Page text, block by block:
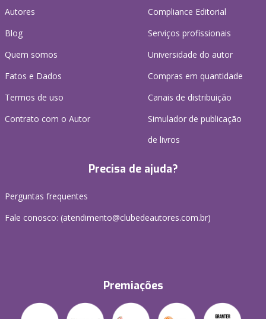
Autores
Blog
Quem somos
Fatos e Dados
Termos de uso
Contrato com o Autor
Compliance Editorial
Serviços profissionais
Universidade do autor
Compras em quantidade
Canais de distribuição
Simulador de publicação
de livros
Precisa de ajuda?
Perguntas frequentes
Fale conosco: (atendimento@clubedeautores.com.br)
Premiações